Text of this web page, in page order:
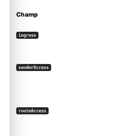
Champ
ingress
senderAccess
routeAccess